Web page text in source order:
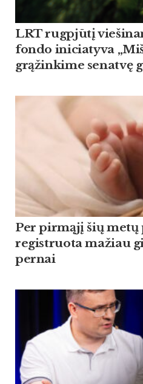
LRT rugpjūtį
fondo iniciatyva
grąžinkime senatvę
Per pirmąjį šių
registruota mažiau
pernai